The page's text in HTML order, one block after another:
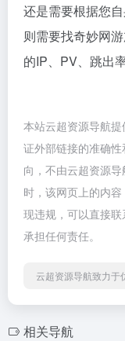
还是需要根据您
则需要找奇妙网
的IP、PV、跳出
本站云超资源导航
证外部链接的准确
向，不由云超资源
时，该网页上的内
现违规，可以直接
承担任何责任。
云超资源导航致力于
相关导航